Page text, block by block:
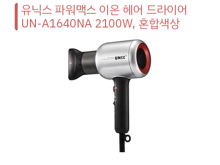
유닉스 파워맥스 이온 헤어 드라이어
UN-A1640NA 2100W, 혼합색상